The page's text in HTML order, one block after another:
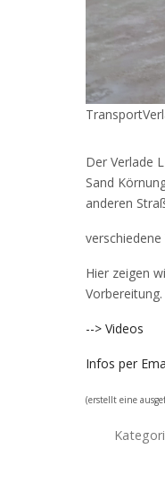
Der Verlade
Sand
anderen
Hier zeigen
Vorbereitung.
--> Videos
Infos per
(erstellt eine